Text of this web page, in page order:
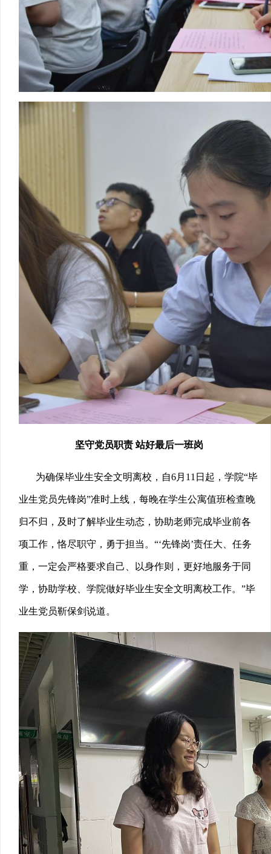
坚守党员职责 站好最后一班岗
为确保毕业生安全文明离校，自6月11日起，学院“毕
业生党员先锋岗”准时上线，每晚在学生公寓值班检查晚
归不归，及时了解毕业生动态，协助老师完成毕业前各
项工作，恪尽职守，勇于担当。“‘先锋岗’责任大、任务
重，一定会严格要求自己、以身作则，更好地服务于同
学，协助学校、学院做好毕业生安全文明离校工作。”毕
业生党员靳保剑说道。